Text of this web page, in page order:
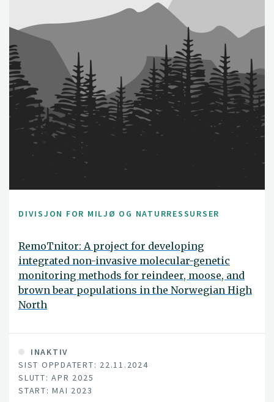
and guidelines to support the knowledge-based
conservation and management of adfluvial brown trout
populations in Norway and Finland.
DIVISJON FOR MILJØ OG NATURRESSURSER
RemoTnitor: A project for developing
integrated non-invasive molecular-genetic
monitoring methods for reindeer, moose, and
brown bear populations in the Norwegian High
North
INAKTIV
SIST OPPDATERT: 22.11.2024
SLUTT: APR 2025
START: MAI 2023